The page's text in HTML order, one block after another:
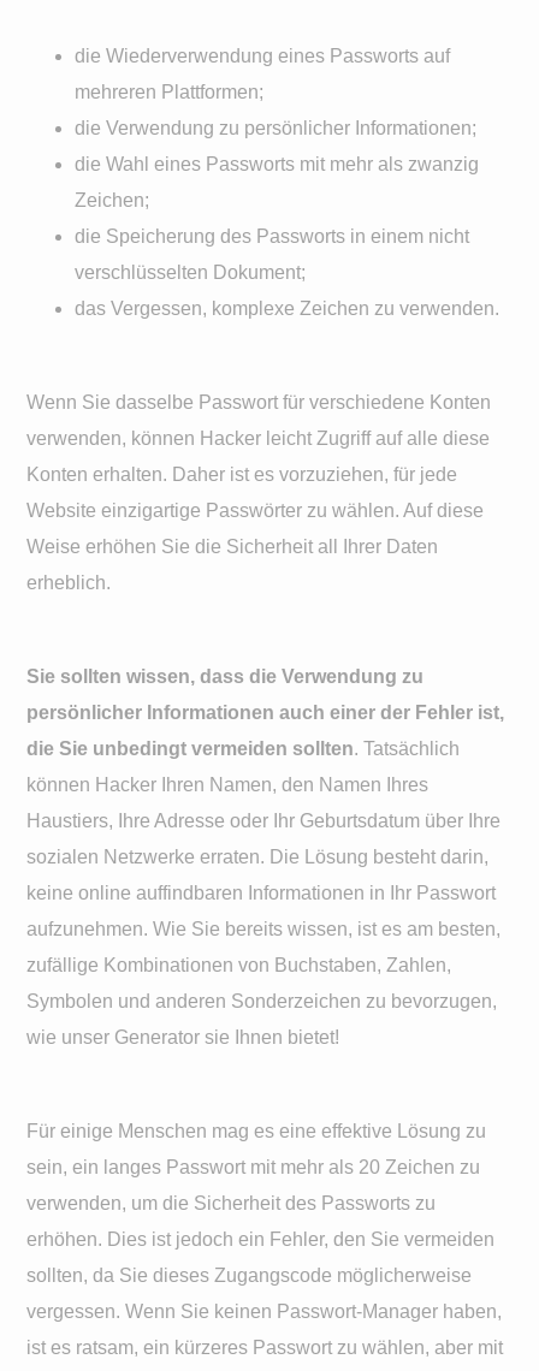
die Wiederverwendung eines Passworts auf
mehreren Plattformen;
die Verwendung zu persönlicher Informationen;
die Wahl eines Passworts mit mehr als zwanzig
Zeichen;
die Speicherung des Passworts in einem nicht
verschlüsselten Dokument;
das Vergessen, komplexe Zeichen zu verwenden.
Wenn Sie dasselbe Passwort für verschiedene Konten
verwenden, können Hacker leicht Zugriff auf alle diese
Konten erhalten. Daher ist es vorzuziehen, für jede
Website einzigartige Passwörter zu wählen. Auf diese
Weise erhöhen Sie die Sicherheit all Ihrer Daten
erheblich.
Sie sollten wissen, dass die Verwendung zu
persönlicher Informationen auch einer der Fehler ist,
die Sie unbedingt vermeiden sollten. Tatsächlich
können Hacker Ihren Namen, den Namen Ihres
Haustiers, Ihre Adresse oder Ihr Geburtsdatum über Ihre
sozialen Netzwerke erraten. Die Lösung besteht darin,
keine online auffindbaren Informationen in Ihr Passwort
aufzunehmen. Wie Sie bereits wissen, ist es am besten,
zufällige Kombinationen von Buchstaben, Zahlen,
Symbolen und anderen Sonderzeichen zu bevorzugen,
wie unser Generator sie Ihnen bietet!
Für einige Menschen mag es eine effektive Lösung zu
sein, ein langes Passwort mit mehr als 20 Zeichen zu
verwenden, um die Sicherheit des Passworts zu
erhöhen. Dies ist jedoch ein Fehler, den Sie vermeiden
sollten, da Sie dieses Zugangscode möglicherweise
vergessen. Wenn Sie keinen Passwort-Manager haben,
ist es ratsam, ein kürzeres Passwort zu wählen, aber mit